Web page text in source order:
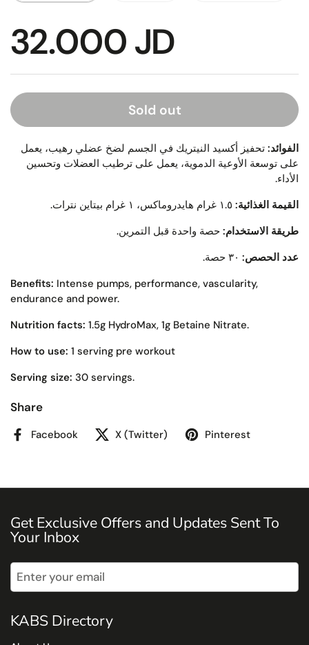
32.000 JD
Sold out
الفوائد: تحفيز أكسيد النيتريك في الجسم لضخ عضلي رهيب، يعمل
على توسعة الأوعية الدموية، يعمل على ترطيب العضلات وتحسين
الأداء.
القيمة الغذائية:
طريقة الاستخدام: حصة واحدة قبل التمرين.
عدد الحصص:
Benefits: Intense pumps, performance, vascularity,
endurance and power.
Nutrition facts: 1.5g HydroMax, 1g Betaine Nitrate.
How to use: 1 serving pre workout
Serving size: 30 servings.
Share
Facebook X (Twitter) Pinterest
Get Exclusive Offers and Updates Sent To
Your Inbox
KABS Directory